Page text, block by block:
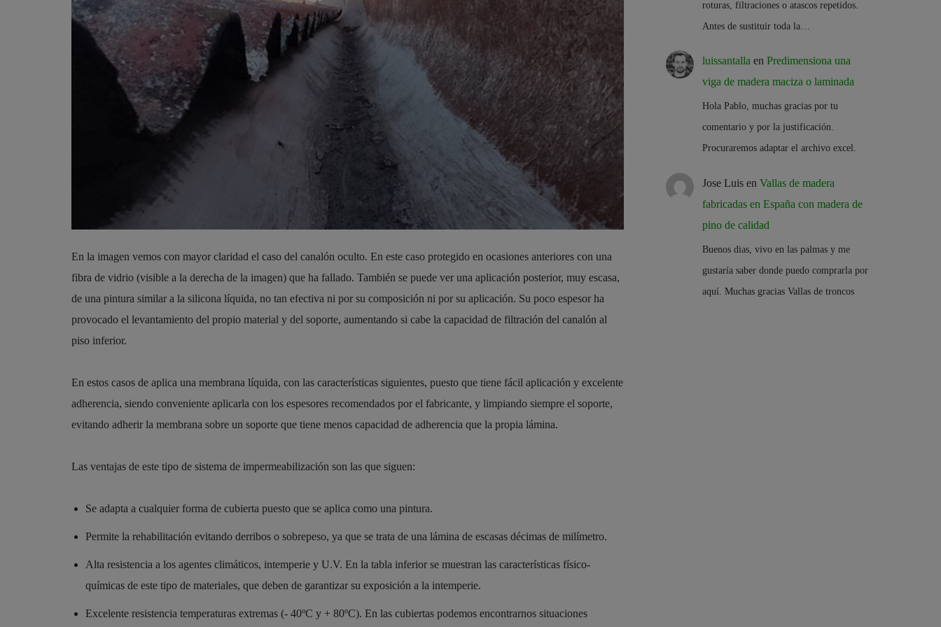
En la imagen vemos con mayor claridad el caso del canalón oculto. En este caso protegido en ocasiones anteriores con una
fibra de vidrio (visible a la derecha de la imagen) que ha fallado. También se puede ver una aplicación posterior, muy escasa,
de una pintura similar a la silicona líquida, no tan efectiva ni por su composición ni por su aplicación. Su poco espesor ha
provocado el levantamiento del propio material y del soporte, aumentando si cabe la capacidad de filtración del canalón al
piso inferior.
En estos casos de aplica una membrana líquida, con las características siguientes, puesto que tiene fácil aplicación y excelente
adherencia, siendo conveniente aplicarla con los espesores recomendados por el fabricante, y limpiando siempre el soporte,
evitando adherir la membrana sobre un soporte que tiene menos capacidad de adherencia que la propia lámina.
Las ventajas de este tipo de sistema de impermeabilización son las que siguen:
Se adapta a cualquier forma de cubierta puesto que se aplica como una pintura.
Permite la rehabilitación evitando derribos o sobrepeso, ya que se trata de una lámina de escasas décimas de milímetro.
Alta resistencia a los agentes climáticos, intemperie y U.V. En la tabla inferior se muestran las características físico-
químicas de este tipo de materiales, que deben de garantizar su exposición a la intemperie.
Excelente resistencia temperaturas extremas (- 40ºC y + 80ºC). En las cubiertas podemos encontrarnos situaciones
roturas, filtraciones o atascos repetidos.
Antes de sustituir toda la…
luissantalla en Predimensiona una
viga de madera maciza o laminada
Hola Pablo, muchas gracias por tu
comentario y por la justificación.
Procuraremos adaptar el archivo excel.
Jose Luis en Vallas de madera
fabricadas en España con madera de
pino de calidad
Buenos dias, vivo en las palmas y me
gustaría saber donde puedo comprarla por
aquí. Muchas gracias Vallas de troncos